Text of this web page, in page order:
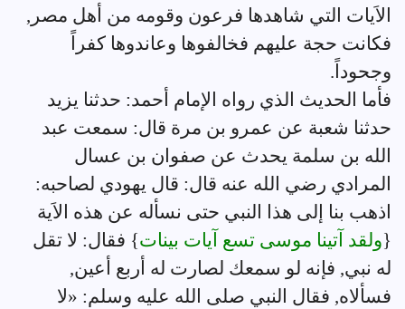
الاَيات التي شاهدها فرعون وقومه من أهل مصر,
فكانت حجة عليهم فخالفوها وعاندوها كفراً
وجحوداً.
فأما الحديث الذي رواه الإمام أحمد: حدثنا يزيد
حدثنا شعبة عن عمرو بن مرة قال: سمعت عبد
الله بن سلمة يحدث عن صفوان بن عسال
المرادي رضي الله عنه قال: قال يهودي لصاحبه:
اذهب بنا إلى هذا النبي حتى نسأله عن هذه الاَية
{ولقد آتينا موسى تسع آيات بينات} فقال: لا تقل
له نبي, فإنه لو سمعك لصارت له أربع أعين,
فسألاه, فقال النبي صلى الله عليه وسلم: «لا